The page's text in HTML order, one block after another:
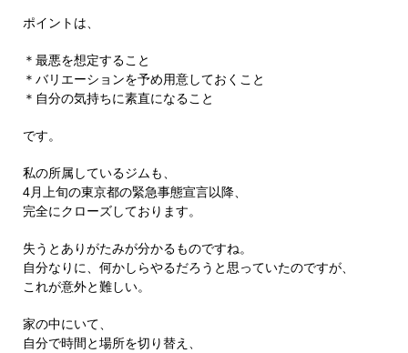
ポイントは、
＊最悪を想定すること
＊バリエーションを予め用意しておくこと
＊自分の気持ちに素直になること
です。
私の所属しているジムも、
4月上旬の東京都の緊急事態宣言以降、
完全にクローズしております。
失うとありがたみが分かるものですね。
自分なりに、何かしらやるだろうと思っていたのですが、
これが意外と難しい。
家の中にいて、
自分で時間と場所を切り替え、